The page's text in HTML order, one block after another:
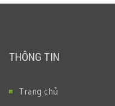
THÔNG TIN
Trang chủ